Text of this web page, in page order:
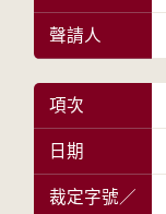
聲請人
項次
日期
裁定字號／